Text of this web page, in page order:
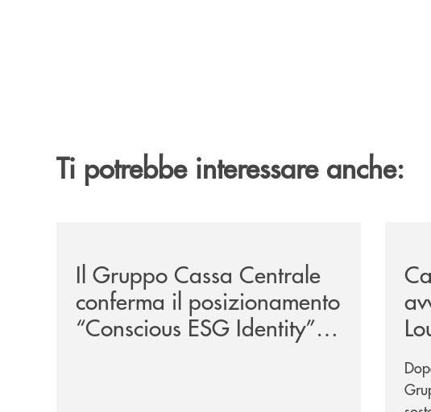
Ti potrebbe interessare anche:
Il Gruppo Cassa Centrale
conferma il posizionamento
“Conscious ESG Identity”
nell’ESG Identity Corporate